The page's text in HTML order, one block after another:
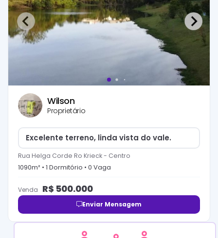
Wilson
Proprietário
Excelente terreno, linda vista do vale.
Rua Helga Corde Ro Krieck- Centro
1090m² • 1 Dormitório • 0 Vaga
Venda R$ 500.000
Enviar Mensagem